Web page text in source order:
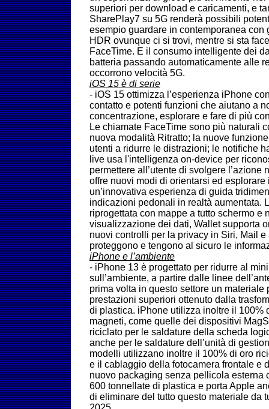
superiori per download e caricamenti, e
SharePlay7 su 5G renderà possibili
esempio guardare in contemporanea con
HDR ovunque ci si trovi, mentre si sta
FaceTime. E il consumo intelligente dei
batteria passando automaticamente alle
occorrono velocità 5G.
iOS 15 è di serie
- iOS 15 ottimizza l’esperienza iPhone
contatto e potenti funzioni che aiutano a
concentrazione, esplorare e fare di più
Le chiamate FaceTime sono più naturali
nuova modalità Ritratto; la nuove
utenti a ridurre le distrazioni; le notifiche
live usa l'intelligenza on-device per
permettere all’utente di svolgere l’azione
offre nuovi modi di orientarsi ed esplorare
un’innovativa esperienza di guida
indicazioni pedonali in realtà aumentata.
riprogettata con mappe a tutto schermo e
visualizzazione dei dati, Wallet supporta
nuovi controlli per la privacy in Siri, Mail
proteggono e tengono al sicuro le
iPhone e l’ambiente
- iPhone 13 è progettato per ridurre al
sull’ambiente, a partire dalle linee
prima volta in questo settore un materiale
prestazioni superiori ottenuto dalla
di plastica. iPhone utilizza inoltre il 100%
magneti, come quelle dei dispositivi
riciclato per le saldature della scheda
anche per le saldature dell’unità di
modelli utilizzano inoltre il 100% di oro
e il cablaggio della fotocamera frontale e
nuovo packaging senza pellicola esterna
600 tonnellate di plastica e porta Apple
di eliminare del tutto questo materiale da